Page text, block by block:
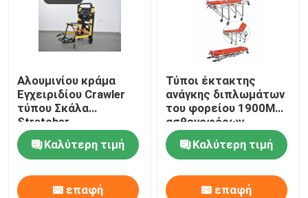
Αλουμινίου κράμα
Εγχειριδίου Crawler
τύπου Σκάλα
Stretcher
αναδιπλούμενο
ελαφρύ για το
νοσοκομείο
μεταφορά ασθενών
Καλύτερη τιμή
επαφή
Τύποι έκτακτης
ανάγκης διπλωμάτων
του φορείου 1900MM
ασθενοφόρων
συσκευή πρώτων
βοηθειών 92cm
Καλύτερη τιμή
επαφή